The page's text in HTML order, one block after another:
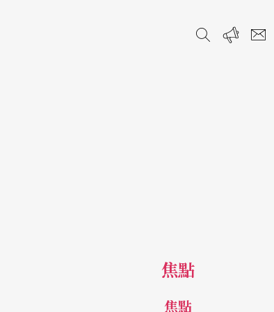
焦點
焦點